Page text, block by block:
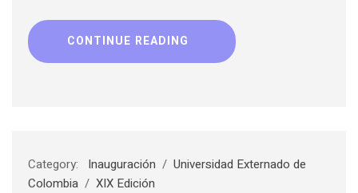
CONTINUE READING
Category: Inauguración / Universidad Externado de
Colombia / XIX Edición